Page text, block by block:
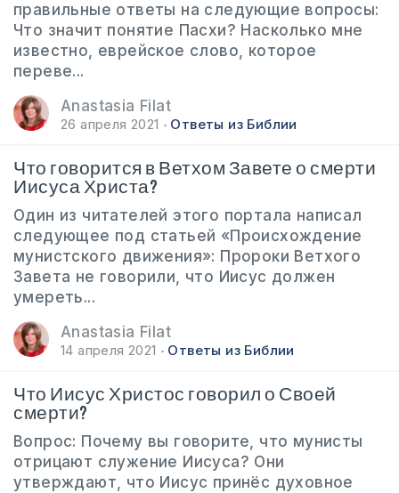
правильные ответы на следующие вопросы:
Что значит понятие Пасхи? Насколько мне
известно, еврейское слово, которое
переве...
Anastasia Filat
26 апреля 2021 Ответы из Библии
Что говорится в Ветхом Завете о смерти
Иисуса Христа?
Один из читателей этого портала написал
следующее под статьей «Происхождение
мунистского движения»: Пророки Ветхого
Завета не говорили, что Иисус должен
умереть...
Anastasia Filat
14 апреля 2021 Ответы из Библии
Что Иисус Христос говорил о Своей
смерти?
Вопрос: Почему вы говорите, что мунисты
отрицают служение Иисуса? Они
утверждают, что Иисус принёс духовное